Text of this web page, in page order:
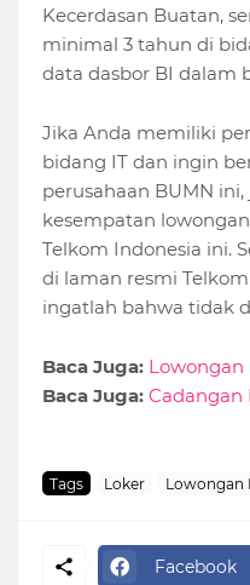
Kecerdasan Buatan,
minimal 3 tahun di
data dasbor BI dalam
Jika Anda memiliki
bidang IT dan ingin
perusahaan BUMN
kesempatan
Telkom Indonesia ini.
di laman resmi
ingatlah bahwa tidak
Baca Juga: Lowongan
Baca Juga: Cadangan
Tags Loker Lowongan
Facebook